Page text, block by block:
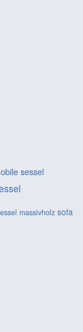
sessel
massivholz sofa